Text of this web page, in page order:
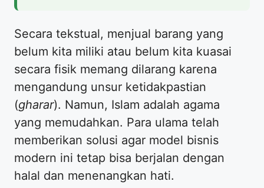
Secara tekstual, menjual barang yang
belum kita miliki atau belum kita kuasai
secara fisik memang dilarang karena
mengandung unsur ketidakpastian
(gharar). Namun, Islam adalah agama
yang memudahkan. Para ulama telah
memberikan solusi agar model bisnis
modern ini tetap bisa berjalan dengan
halal dan menenangkan hati.